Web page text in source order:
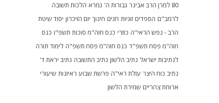
80 למרן הרב אבינר גבורות ה' גמרא הלכות תשובה
לרמב"ם הספדים זוגיות חגים חינוך יום הזיכרון יסוד שיטת
הרב - נפש הראי"ה כוזרי כנס חוה"מ סוכות תשפ"ו כנס
חוה"מ פסח תשפ"ד כנס חוה"מ פסח תשפ"ה לימוד תורה
לנתיבות ישראל נתיב הלשון נתיב התשובה נתיב יראת ד'
נתיב כוח היצר עולת ראי"ה פרשת שבוע ראיונות שיעורי
ארוחת צהריים שמירת הלשון